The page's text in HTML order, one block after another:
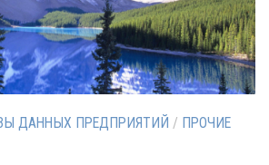
ДАННЫХ ПРЕДПРИЯТИЙ / ПРОЧИЕ